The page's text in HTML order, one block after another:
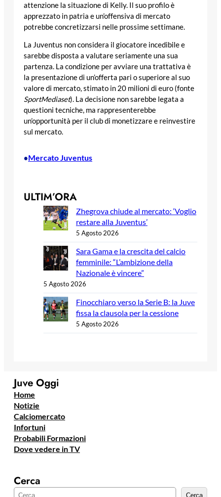
attenzione la situazione di Kelly. Il suo profilo è
apprezzato in patria e un’offensiva di mercato
potrebbe concretizzarsi nelle prossime settimane.
La Juventus non considera il giocatore incedibile e
sarebbe disposta a valutare seriamente una sua
partenza. La condizione per avviare una trattativa è
la presentazione di un’offerta pari o superiore al suo
valore di mercato, stimato in 20 milioni di euro (fonte
SportMediaset). La decisione non sarebbe legata a
questioni tecniche, ma rappresenterebbe
un’opportunità per il club di monetizzare e reinvestire
sul mercato.
•Mercato Juventus
ULTIM’ORA
Zhegrova chiude al mercato: ‘Voglio
restare alla Juventus’
5 Agosto 2026
Sara Gama e la crescita del calcio
femminile: “L’ambizione della
Nazionale è vincere”
5 Agosto 2026
Finocchiaro verso la Serie B: la Juve
fissa la clausola per la cessione
5 Agosto 2026
Juve Oggi
Home
Notizie
Calciomercato
Infortuni
Probabili Formazioni
Dove vedere in TV
Cerca
Cerca